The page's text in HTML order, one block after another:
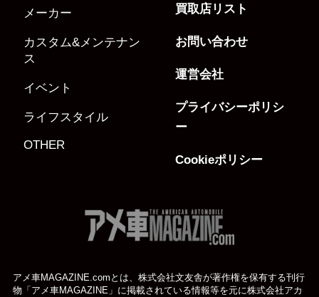
メーカー
カスタム&メンテナン
ス
イベント
ライフスタイル
OTHER
買取店リスト
お問い合わせ
運営会社
プライバシーポリシ
ー
Cookieポリシー
アメ車MAGAZINE.comとは、株式会社文友舎が著作権を保有する刊行
物「アメ車MAGAZINE」に掲載されている情報等を元に株式会社アカ